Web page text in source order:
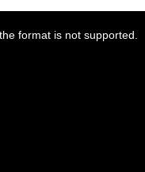
format is not supported.